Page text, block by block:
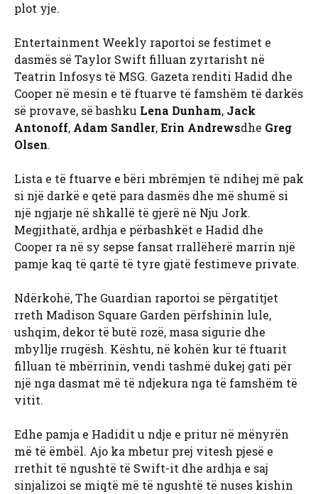
plot yje.
Entertainment Weekly raportoi se festimet e
dasmës së Taylor Swift filluan zyrtarisht në
Teatrin Infosys të MSG. Gazeta renditi Hadid dhe
Cooper në mesin e të ftuarve të famshëm të darkës
së provave, së bashku Lena Dunham, Jack
Antonoff, Adam Sandler,Erin Andrewsdhe Greg
Olsen.
Lista e të ftuarve e bëri mbrëmjen të ndihej më pak
si një darkë e qetë para dasmës dhe më shumë si
një ngjarje në shkallë të gjerë në Nju Jork.
Megjithatë, ardhja e përbashkët e Hadid dhe
Cooper ra në sy sepse fansat rrallëherë marrin një
pamje kaq të qartë të tyre gjatë festimeve private.
Ndërkohë, The Guardian raportoi se përgatitjet
rreth Madison Square Garden përfshinin lule,
ushqim, dekor të butë rozë, masa sigurie dhe
mbyllje rrugësh. Kështu, në kohën kur të ftuarit
filluan të mbërrinin, vendi tashmë dukej gati për
një nga dasmat më të ndjekura nga të famshëm të
vitit.
Edhe pamja e Hadidit u ndje e pritur në mënyrën
më të ëmbël. Ajo ka mbetur prej vitesh pjesë e
rrethit të ngushtë të Swift-it dhe ardhja e saj
sinjalizoi se miqtë më të ngushtë të nuses kishin